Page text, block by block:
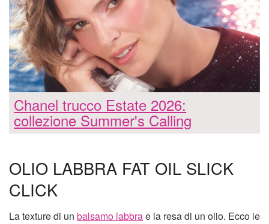
Chanel trucco Estate 2026:
collezione Summer's Calling
OLIO LABBRA FAT OIL SLICK
CLICK
La texture di un balsamo labbrae la resa di un olio. Ecco le